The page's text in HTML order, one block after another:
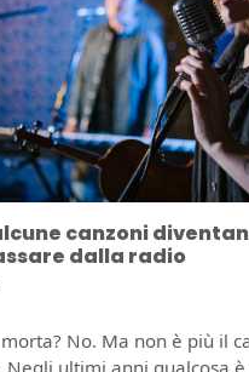
canzoni
dalla radio
No. Ma non è più il
Negli ultimi anni qualcosa è